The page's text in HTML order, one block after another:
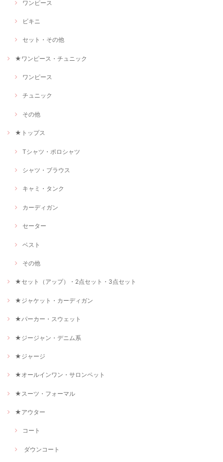
ワンピース
ビキニ
セット・その他
★ワンピース・チュニック
ワンピース
チュニック
その他
★トップス
Tシャツ・ポロシャツ
シャツ・ブラウス
キャミ・タンク
カーディガン
セーター
ベスト
その他
★セット（アップ）・2点セット・3点セット
★ジャケット・カーディガン
★パーカー・スウェット
★ジージャン・デニム系
★ジャージ
★オールインワン・サロンペット
★スーツ・フォーマル
★アウター
コート
ダウンコート